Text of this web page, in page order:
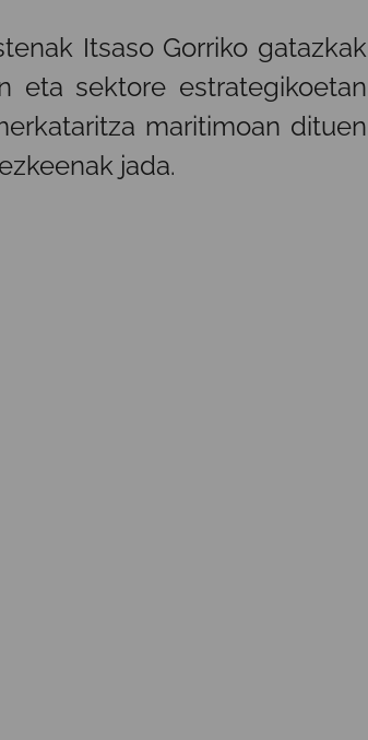
Itsaso Gorriko gatazkak
eta sektore estrategikoetan
maritimoan dituen
jada.